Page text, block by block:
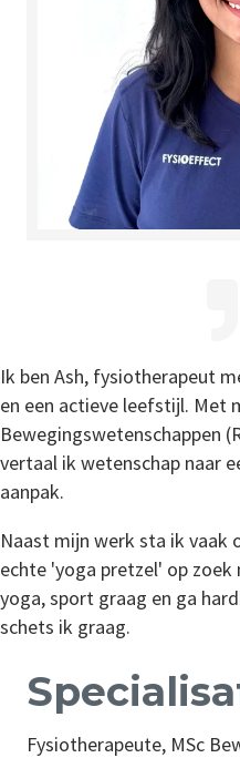
Ik ben Ash, fysiotherapeut
en een actieve leefstijl. Met
Bewegingswetenschappen
vertaal ik wetenschap naar
aanpak.
Naast mijn werk sta ik vaak
echte 'yoga pretzel' op zoek
yoga, sport graag en ga
schets ik graag.
Fysiotherapeute, MSc